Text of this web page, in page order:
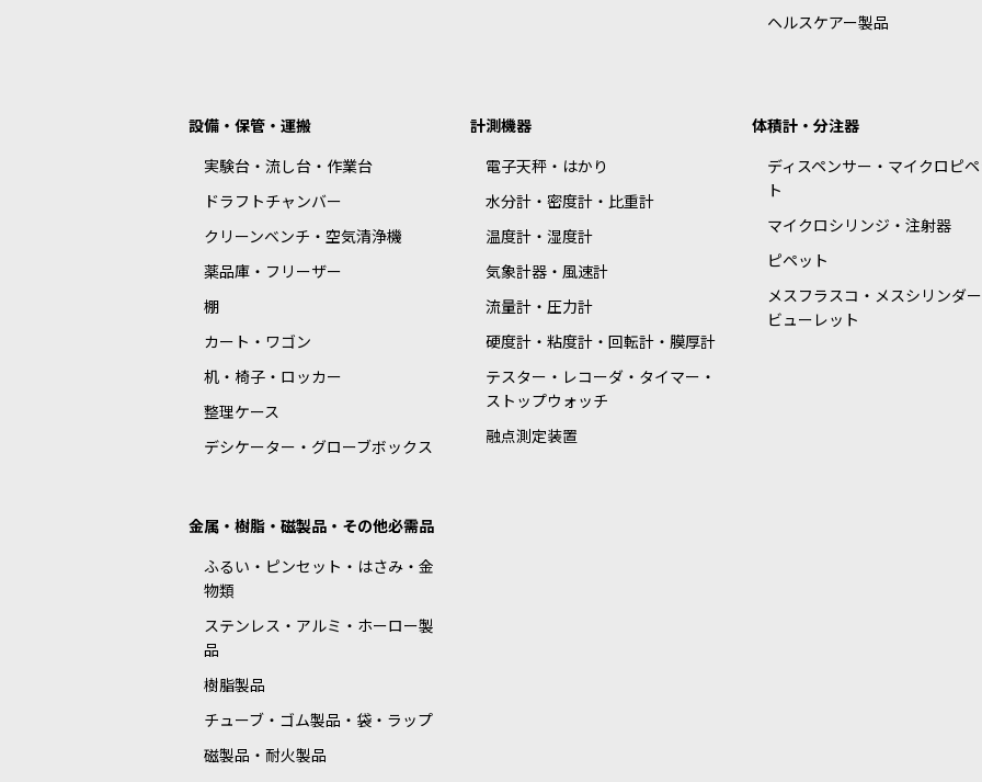
ヘルスケアー製品
設備・保管・運搬
実験台・流し台・作業台
ドラフトチャンバー
クリーンベンチ・空気清浄機
薬品庫・フリーザー
棚
カート・ワゴン
机・椅子・ロッカー
整理ケース
デシケーター・グローブボックス
計測機器
電子天秤・はかり
水分計・密度計・比重計
温度計・湿度計
気象計器・風速計
流量計・圧力計
硬度計・粘度計・回転計・膜厚計
テスター・レコーダ・タイマー・
ストップウォッチ
融点測定装置
体積計・分注器
ディスペンサー・マイクロピペ
ト
マイクロシリンジ・注射器
ピペット
メスフラスコ・メスシリンダー
ビューレット
金属・樹脂・磁製品・その他必需品
ふるい・ピンセット・はさみ・金
物類
ステンレス・アルミ・ホーロー製
品
樹脂製品
チューブ・ゴム製品・袋・ラップ
磁製品・耐火製品